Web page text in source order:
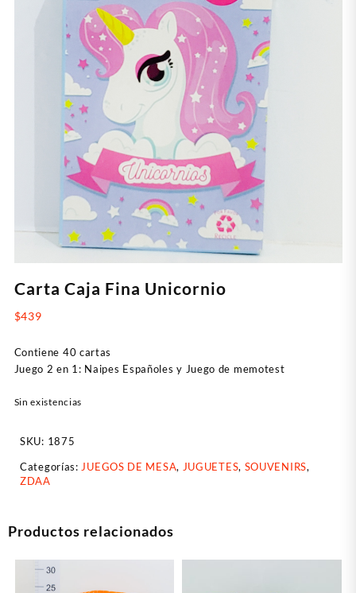
Carta Caja Fina Unicornio
$439
Contiene 40 cartas
Juego 2 en 1: Naipes Españoles y Juego de memotest
Sin existencias
SKU: 1875
Categorías: JUEGOS DE MESA, JUGUETES, SOUVENIRS,
ZDAA
Productos relacionados